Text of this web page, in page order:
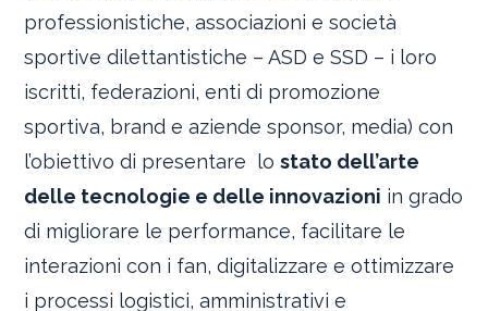
professionistiche, associazioni e società
sportive dilettantistiche – ASD e SSD – i loro
iscritti, federazioni, enti di promozione
sportiva, brand e aziende sponsor, media) con
l’obiettivo di presentare lostato dell’arte
delle tecnologie e delle innovazioni in grado
di migliorare le performance, facilitare le
interazioni con i fan, digitalizzare e ottimizzare
i processi logistici, amministrativi e